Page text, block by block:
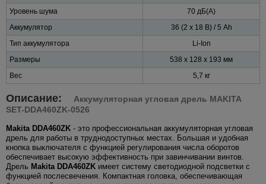
Уровень шума
70 дБ(А)
Аккумулятор
36 (2 х 18 В) / 5 Ah
Тип аккумулятора
Li-Ion
Размеры
538 x 128 x 193 мм
Вес
5,7 кг
Описание:
Аккумуляторная угловая дрель MAKITA
SET-DDA460ZK-0526
Makita DDA460ZK - это профессиональная аккумуляторная угловая
дрель для работы в труднодоступных местах. Большая и удобная
кнопка выключателя с функцией регулирования числа оборотов
обеспечивает высокую эффективность при завинчивании винтов.
Дрель Makita DDA460ZK имеет систему светодиодной подсветки с
функцией послесвечения. Компактная головка, обеспечивающая